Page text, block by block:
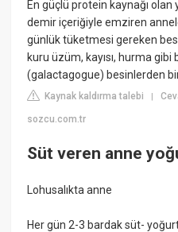
En güçlü protein kaynağı
demir içeriğiyle emziren
günlük tüketmesi gereken
kuru üzüm, kayısı, hurma gibi
(galactagogue) besinlerden
Kaynak kaldırma talebi |
sozcu.com.tr
Süt veren anne
Lohusalıkta anne
Her gün 2-3 bardak süt-